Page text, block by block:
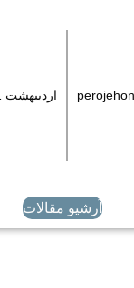
اردیبهشت 21, 1402
آرشیو مقالات